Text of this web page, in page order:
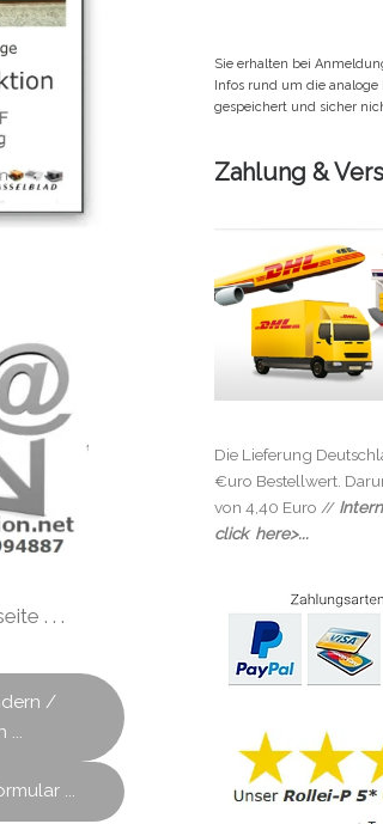
. . .
/
...
...
Sie erhalten bei
Infos rund um die
gespeichert und sicher
Zahlung &
Die Lieferung
€uro Bestellwert.
von 4,40 Euro //
click here>...